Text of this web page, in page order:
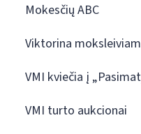
Mokesčių ABC
Viktorina
VMI kviečia į
VMI turto aukcionai